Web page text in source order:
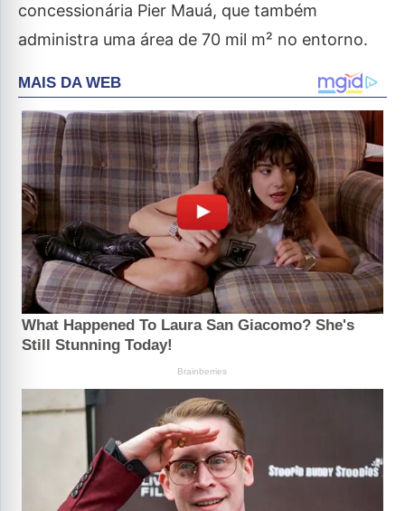
concessionária Pier Mauá, que também
administra uma área de 70 mil m² no entorno.